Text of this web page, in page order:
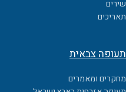
kשירים
תאריכים
תעופה צבאית
מחקרים ומאמרים